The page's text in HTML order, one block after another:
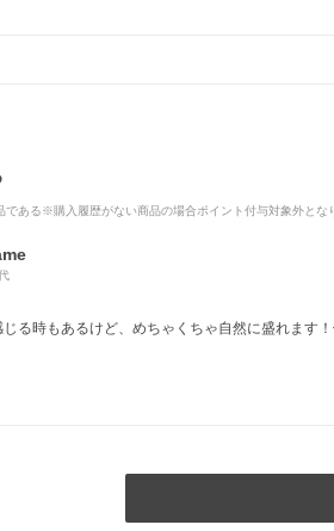
である※購入履歴がない商品の場合ポイント付与対象外とな
る時もあるけど、めちゃくちゃ自然に盛れます